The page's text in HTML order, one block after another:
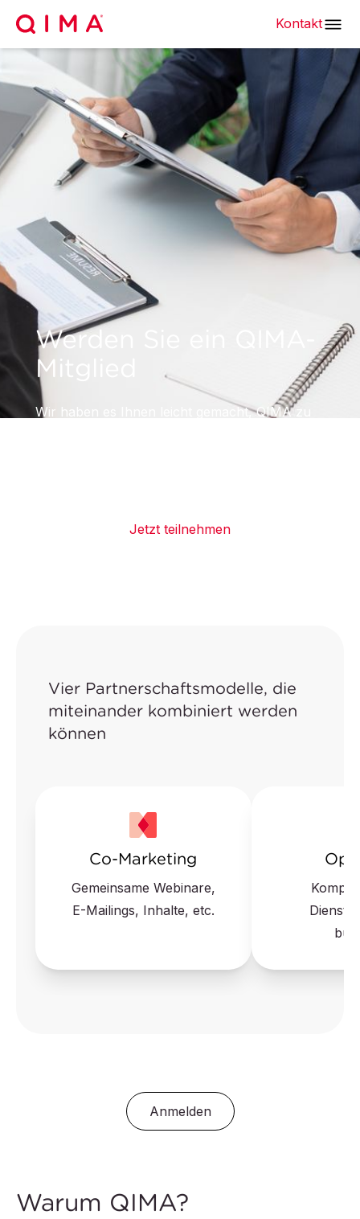
Kontakt
Werden Sie ein QIMA-
Mitglied
Wir haben es Ihnen leicht gemacht, QIMA zu
Jetzt teilnehmen
Vier Partnerschaftsmodelle, die
miteinander kombiniert werden
können
Co-Marketing
Gemeinsame Webinare,
E-Mailings, Inhalte, etc.
Anmelden
Warum QIMA?